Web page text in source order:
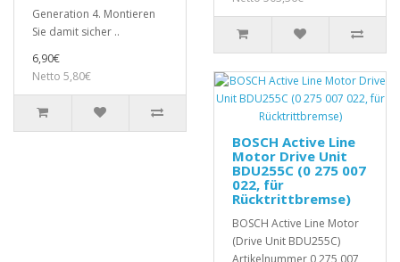
Generation 4. Montieren
Sie damit sicher ..
6,90€
Netto 5,80€
BOSCH Active Line
Motor Drive Unit
BDU255C (0 275 007
022, für
Rücktrittbremse)
BOSCH Active Line Motor
(Drive Unit BDU255C)
Artikelnummer 0 275 007